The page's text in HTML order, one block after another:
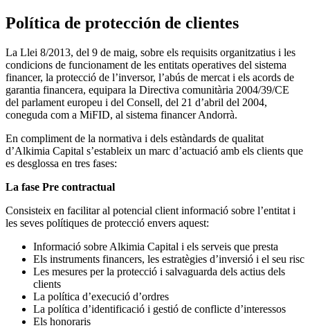
Política de protección de clientes
La Llei 8/2013, del 9 de maig, sobre els requisits organitzatius i les
condicions de funcionament de les entitats operatives del sistema
financer, la protecció de l’inversor, l’abús de mercat i els acords de
garantia financera, equipara la Directiva comunitària 2004/39/CE
del parlament europeu i del Consell, del 21 d’abril del 2004,
coneguda com a MiFID, al sistema financer Andorrà.
En compliment de la normativa i dels estàndards de qualitat
d’Alkimia Capital s’estableix un marc d’actuació amb els clients que
es desglossa en tres fases:
La fase Pre contractual
Consisteix en facilitar al potencial client informació sobre l’entitat i
les seves polítiques de protecció envers aquest:
Informació sobre Alkimia Capital i els serveis que presta
Els instruments financers, les estratègies d’inversió i el seu risc
Les mesures per la protecció i salvaguarda dels actius dels
clients
La política d’execució d’ordres
La política d’identificació i gestió de conflicte d’interessos
Els honoraris